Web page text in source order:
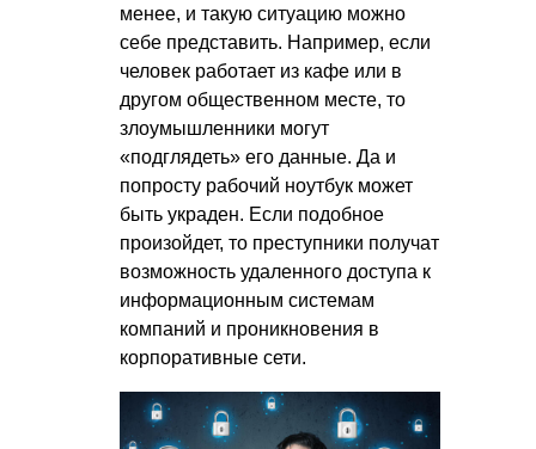
менее, и такую ситуацию можно
себе представить. Например, если
человек работает из кафе или в
другом общественном месте, то
злоумышленники могут
«подглядеть» его данные. Да и
попросту рабочий ноутбук может
быть украден. Если подобное
произойдет, то преступники получат
возможность удаленного доступа к
информационным системам
компаний и проникновения в
корпоративные сети.